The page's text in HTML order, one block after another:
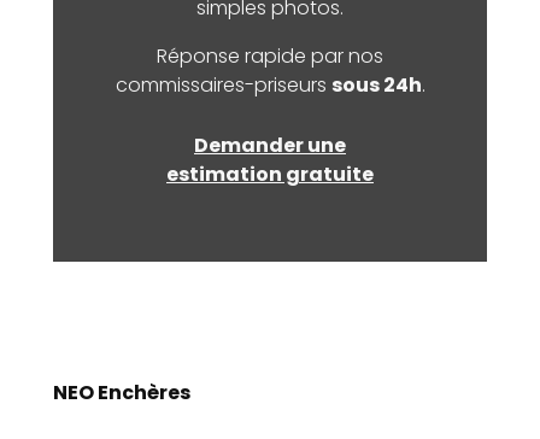
simples photos.
Réponse rapide par nos
commissaires-priseurs sous 24h.
Demander une
estimation gratuite
NEO Enchères